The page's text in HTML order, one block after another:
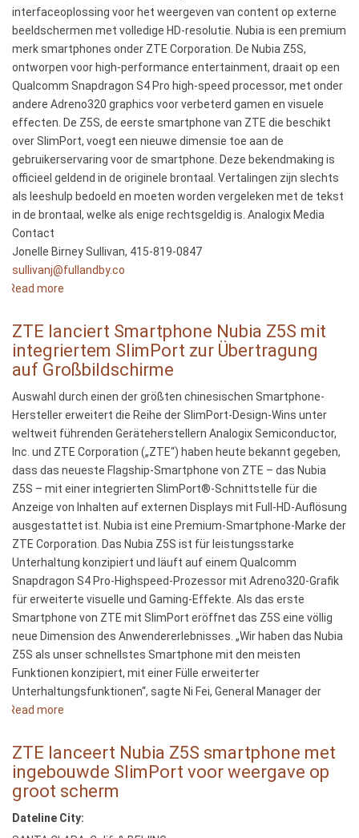
para
visualização
de
tela
grande
interfaceoplossing voor het weergeven van content op externe
beeldschermen met volledige HD-resolutie. Nubia is een premium
merk smartphones onder ZTE Corporation. De Nubia Z5S,
ontworpen voor high-performance entertainment, draait op een
Qualcomm Snapdragon S4 Pro high-speed processor, met onder
andere Adreno320 graphics voor verbeterd gamen en visuele
effecten. De Z5S, de eerste smartphone van ZTE die beschikt
over SlimPort, voegt een nieuwe dimensie toe aan de
gebruikerservaring voor de smartphone. Deze bekendmaking is
officieel geldend in de originele brontaal. Vertalingen zijn slechts
als leeshulp bedoeld en moeten worden vergeleken met de tekst
in de brontaal, welke als enige rechtsgeldig is. Analogix Media
Contact
Jonelle Birney Sullivan, 415-819-0847
sullivanj@fullandby.co
Read more
lanceert
Nubia
Z5S
met
ingebouwde
SlimPort
voor
weergave
op
groot
scherm
ZTE lanciert Smartphone Nubia Z5S mit
integriertem SlimPort zur Übertragung
auf Großbildschirme
Auswahl durch einen der größten chinesischen Smartphone-
Hersteller erweitert die Reihe der SlimPort-Design-Wins unter
weltweit führenden Geräteherstellern Analogix Semiconductor,
Inc. und ZTE Corporation („ZTE“) haben heute bekannt gegeben,
dass das neueste Flagship-Smartphone von ZTE – das Nubia
Z5S – mit einer integrierten SlimPort®-Schnittstelle für die
Anzeige von Inhalten auf externen Displays mit Full-HD-Auflösung
ausgestattet ist. Nubia ist eine Premium-Smartphone-Marke der
ZTE Corporation. Das Nubia Z5S ist für leistungsstarke
Unterhaltung konzipiert und läuft auf einem Qualcomm
Snapdragon S4 Pro-Highspeed-Prozessor mit Adreno320-Grafik
für erweiterte visuelle und Gaming-Effekte. Als das erste
Smartphone von ZTE mit SlimPort eröffnet das Z5S eine völlig
neue Dimension des Anwendererlebnisses. „Wir haben das Nubia
Z5S als unser schnellstes Smartphone mit den meisten
Funktionen konzipiert, mit einer Fülle erweiterter
Unterhaltungsfunktionen“, sagte Ni Fei, General Manager der
Read more
lanciert
Smartphone
Nubia
mit
ZTE lanceert Nubia Z5S smartphone met
ingebouwde SlimPort voor weergave op
groot scherm
Dateline City: